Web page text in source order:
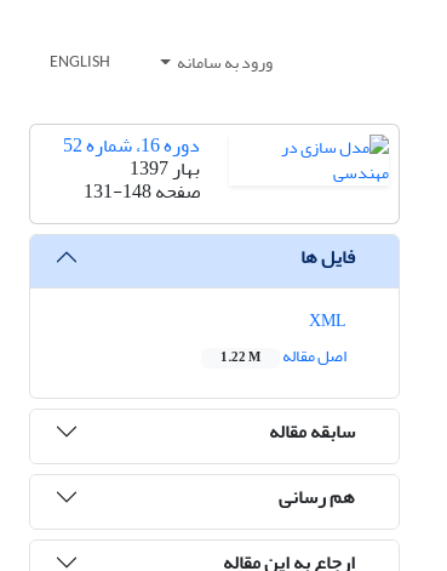
ورود به سامانه ENGLISH
دوره 16، شماره 52
بهار 1397
صفحه131-148
فایل ها
اصل مقاله
1.22 M
سابقه مقاله
هم رسانی
ارجاع به این مقاله